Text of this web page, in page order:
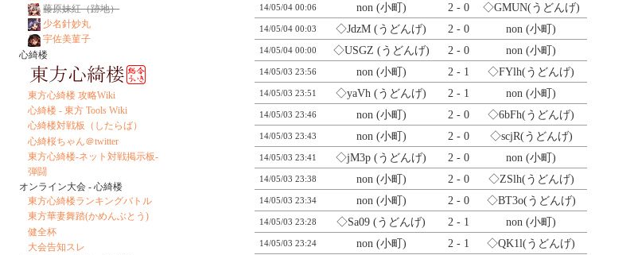
14/05/04 00:06 non (小町) 2 - 0 ◇GMUN(うどんげ)
14/05/04 00:03 ◇JdzM (うどんげ) 2 - 0 non (小町)
14/05/04 00:00 ◇USGZ (うどんげ) 2 - 0 non (小町)
14/05/03 23:56 non (小町) 2 - 1 ◇FYlh(うどんげ)
14/05/03 23:51 ◇yaVh (うどんげ) 2 - 1 non (小町)
14/05/03 23:46 non (小町) 2 - 0 ◇6bFh(うどんげ)
14/05/03 23:43 non (小町) 2 - 0 ◇scjR(うどんげ)
14/05/03 23:41 ◇jM3p (うどんげ) 2 - 0 non (小町)
14/05/03 23:38 non (小町) 2 - 0 ◇ZSlh(うどんげ)
14/05/03 23:34 non (小町) 2 - 0 ◇BT3o(うどんげ)
14/05/03 23:28 ◇Sa09 (うどんげ) 2 - 1 non (小町)
14/05/03 23:24 non (小町) 2 - 1 ◇QK1l(うどんげ)
藤原妹紅（跡地）
少名針妙丸
宇佐美菫子
心綺楼
東方心綺楼 攻略Wiki
心綺楼 - 東方 Tools Wiki
心綺楼対戦板（したらば）
心綺桜ちゃん＠twitter
東方心綺楼-ネット対戦掲示板-
弾闘
オンライン大会 - 心綺楼
東方心綺楼ランキングバトル
東方華妻舞踏(かめんぶとう)
健全杯
大会告知スレ